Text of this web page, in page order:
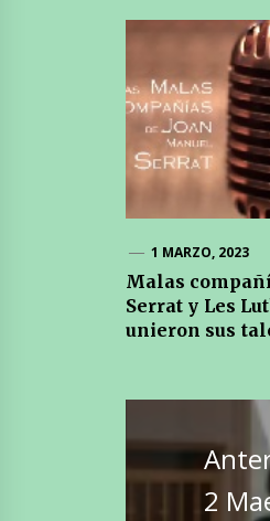
1 MARZO, 2023
Malas
Serrat y Les
unieron sus
de
2